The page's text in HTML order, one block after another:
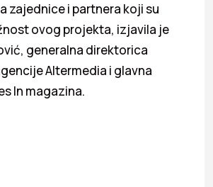
zajednice i partnera koji su
ovog projekta, izjavila je
generalna direktorica
Altermedia i glavna
In magazina.